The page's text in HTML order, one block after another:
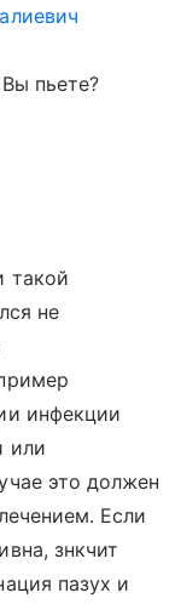
пьете?
такой
не
инфекции
или
это должен
Если
знкчит
пазух и